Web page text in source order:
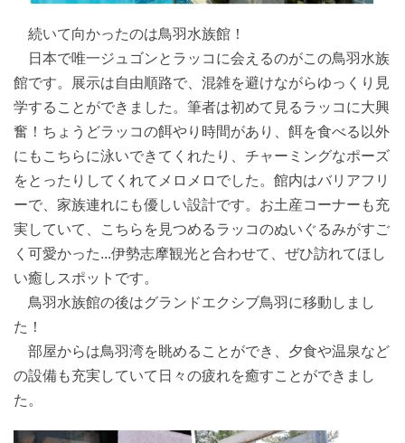
続いて向かったのは鳥羽水族館！
日本で唯一ジュゴンとラッコに会えるのがこの鳥羽水族
館です。展示は自由順路で、混雑を避けながらゆっくり見
学することができました。筆者は初めて見るラッコに大興
奮！ちょうどラッコの餌やり時間があり、餌を食べる以外
にもこちらに泳いできてくれたり、チャーミングなポーズ
をとったりしてくれてメロメロでした。館内はバリアフリ
ーで、家族連れにも優しい設計です。お土産コーナーも充
実していて、こちらを見つめるラッコのぬいぐるみがすご
く可愛かった...伊勢志摩観光と合わせて、ぜひ訪れてほし
い癒しスポットです。
鳥羽水族館の後はグランドエクシブ鳥羽に移動しまし
た！
部屋からは鳥羽湾を眺めることができ、夕食や温泉など
の設備も充実していて日々の疲れを癒すことができまし
た。